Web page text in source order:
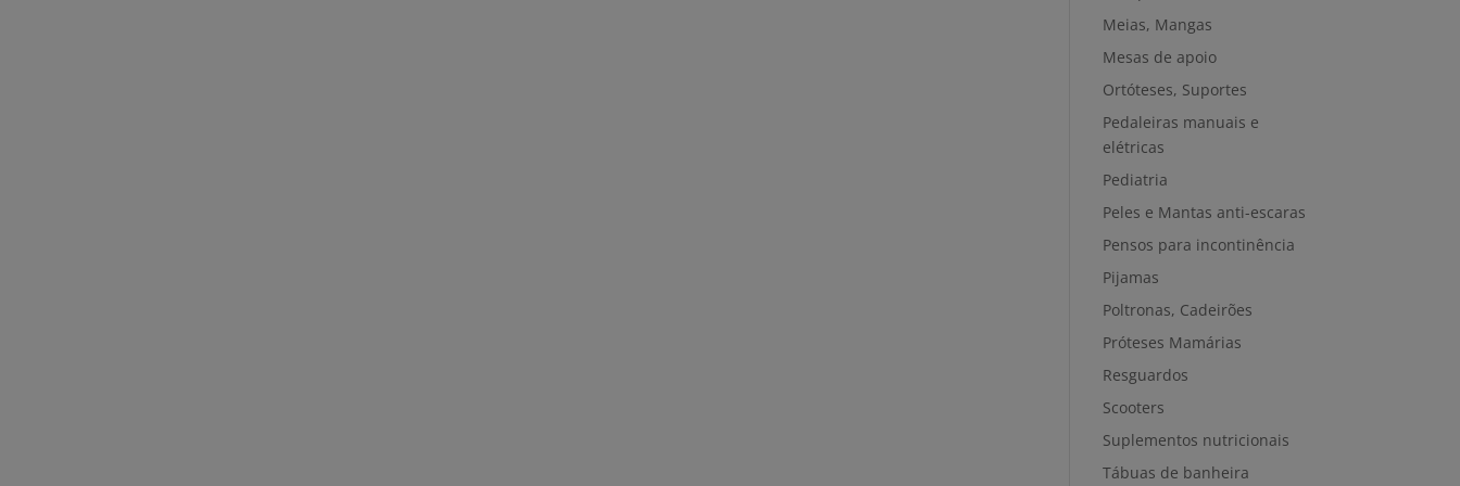
Meias, Mangas
Mesas de apoio
Ortóteses, Suportes
Pedaleiras manuais e
elétricas
Pediatria
Peles e Mantas anti-escaras
Pensos para incontinência
Pijamas
Poltronas, Cadeirões
Próteses Mamárias
Resguardos
Scooters
Suplementos nutricionais
Tábuas de banheira